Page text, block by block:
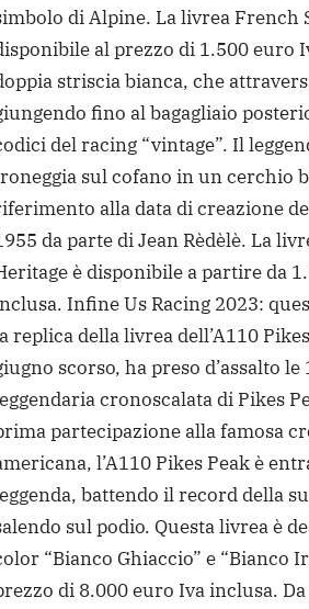
di Alpine. La livrea French
al prezzo di 1.500 euro
striscia bianca, che
fino al bagagliaio
del racing “vintage”. Il
sul cofano in un cerchio
alla data di creazione
da parte di Jean Rèdèlè. La
è disponibile a partire da
Infine Us Racing 2023:
replica della livrea dell’A110
scorso, ha preso d’assalto
cronoscalata di Pikes
partecipazione alla famosa
l’A110 Pikes Peak è
battendo il record della
sul podio. Questa livrea è
“Bianco Ghiaccio” e “Bianco
di 8.000 euro Iva inclusa.